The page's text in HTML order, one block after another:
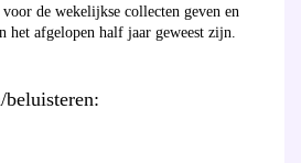
de wekelijkse collecten geven en
het afgelopen half jaar geweest zijn.